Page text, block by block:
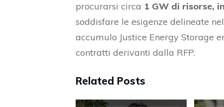
procurarsi circa 1 GW di risorse,
soddisfare le esigenze delineate
accumulo Justice Energy Storage
contratti derivanti dalla RFP.
Related Posts